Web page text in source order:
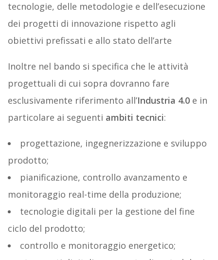
tecnologie, delle metodologie e dell’esecuzione
dei progetti di innovazione rispetto agli
obiettivi prefissati e allo stato dell’arte
Inoltre nel bando si specifica che le attività
progettuali di cui sopra dovranno fare
esclusivamente riferimento all’Industria 4.0e in
particolare ai seguenti ambiti tecnici:
progettazione, ingegnerizzazione e sviluppo
prodotto;
pianificazione, controllo avanzamento e
monitoraggio real-time della produzione;
tecnologie digitali per la gestione del fine
ciclo del prodotto;
controllo e monitoraggio energetico;